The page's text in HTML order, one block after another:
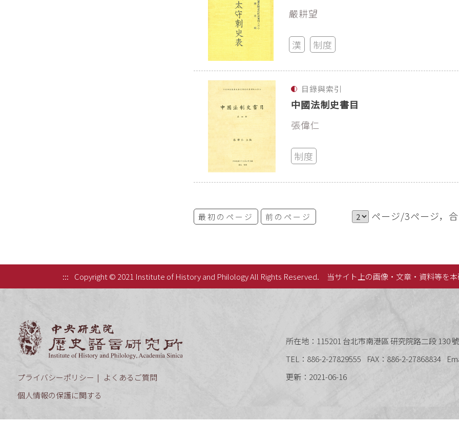
嚴耕望
漢 制度
目錄與索引
中國法制史書目
張偉仁
制度
ページ/3ページ，
最初のページ 前のページ
::: Copyright © 2021 Institute of History and Philology All Rights Reserved. 当サイト上の画像・文章・資料等を
プライバシーポリシー
よくあるご質問
個人情報の保護に関する
所在地：115201 台北市南港區 研究院路二段 130
TEL：886-2-27829555
FAX：886-2-27868834
更新：2021-06-16